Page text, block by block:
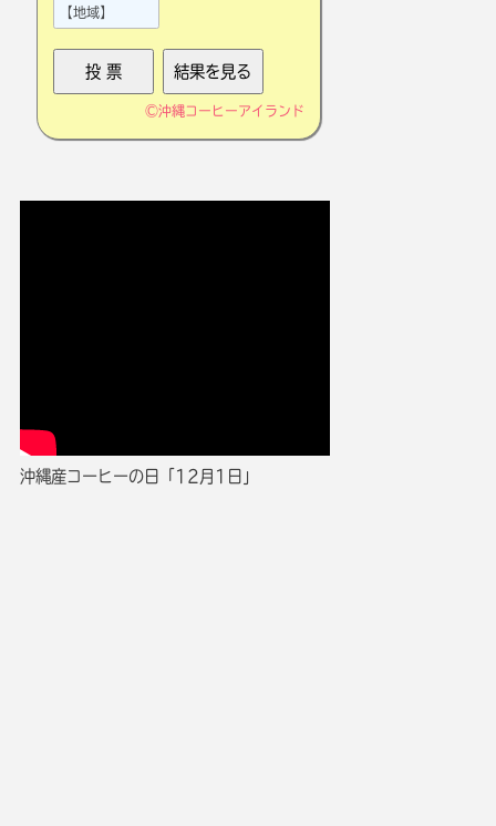
©沖縄コーヒーアイランド
沖縄産コーヒーの日「12月1日」